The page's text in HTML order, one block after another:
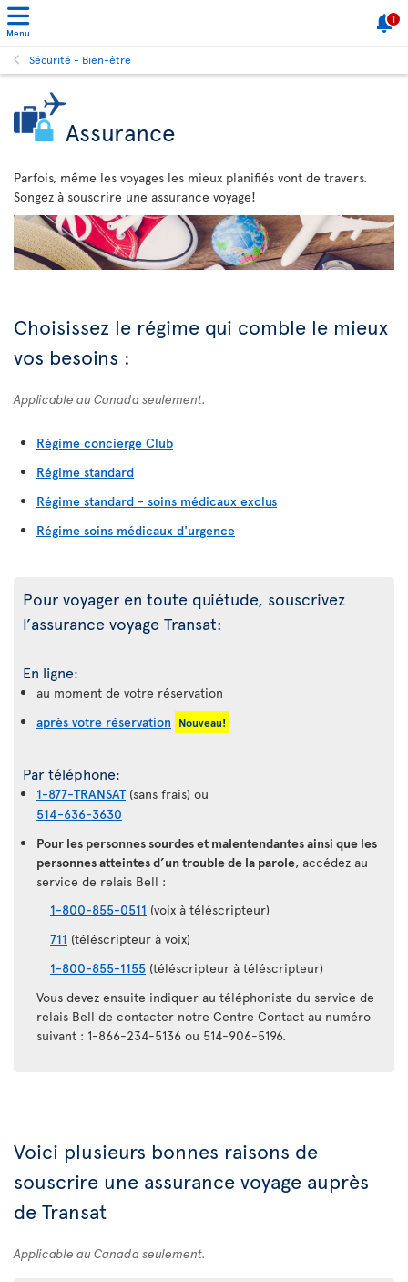
Menu
1
Sécurité - Bien-être
Assurance
Parfois, même les voyages les mieux planifiés vont de travers.
Songez à souscrire une assurance voyage!
Choisissez le régime qui comble le mieux
vos besoins :
Applicable au Canada seulement.
Régime concierge Club
Régime standard
Régime standard - soins médicaux exclus
Régime soins médicaux d'urgence
Pour voyager en toute quiétude, souscrivez
l’assurance voyage Transat:
En ligne:
au moment de votre réservation
après votre réservation
Nouveau!
Par téléphone:
1-877-TRANSAT(sans frais) ou
514-636-3630
Pour les personnes sourdes et malentendantes ainsi que les
personnes atteintes d’un trouble de la parole, accédez au
service de relais Bell :
1-800-855-0511 (voix à téléscripteur)
711 (téléscripteur à voix)
1-800-855-1155 (téléscripteur à téléscripteur)
Vous devez ensuite indiquer au téléphoniste du service de
relais Bell de contacter notre Centre Contact au numéro
suivant : 1-866-234-5136 ou 514-906-5196.
Voici plusieurs bonnes raisons de
souscrire une assurance voyage auprès
de Transat
Applicable au Canada seulement.